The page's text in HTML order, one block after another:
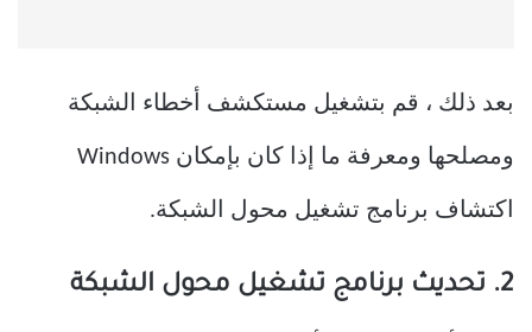
بعد ذلك ، قم بتشغيل مستكشف أخطاء الشبكة
ومصلحها ومعرفة ما إذا كان بإمكان Windows
اكتشاف برنامج تشغيل محول الشبكة.
2. تحديث برنامج تشغيل محول الشبكة